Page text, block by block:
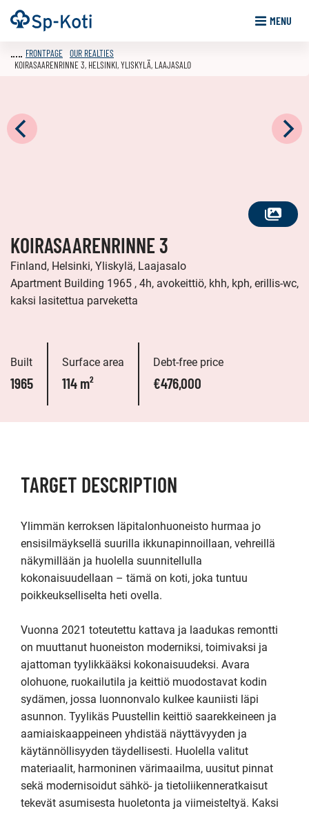
Go
to
Frontpage MENU
SEE
FRONTPAGE OUR REALTIES
KOIRASAARENRINNE 3, HELSINKI, YLISKYLÄ, LAAJASALO
KOIRASAARENRINNE 3
Finland, Helsinki, Yliskylä, Laajasalo
Apartment Building 1965 , 4h, avokeittiö, khh, kph, erillis-wc,
kaksi lasitettua parveketta
Built
1965
Surface area
114 m²
Debt-free price
€476,000
TARGET DESCRIPTION
Ylimmän kerroksen läpitalonhuoneisto hurmaa jo
ensisilmäyksellä suurilla ikkunapinnoillaan, vehreillä
näkymillään ja huolella suunnitellulla
kokonaisuudellaan – tämä on koti, joka tuntuu
poikkeukselliselta heti ovella.
Vuonna 2021 toteutettu kattava ja laadukas remontti
on muuttanut huoneiston moderniksi, toimivaksi ja
ajattoman tyylikkääksi kokonaisuudeksi. Avara
olohuone, ruokailutila ja keittiö muodostavat kodin
sydämen, jossa luonnonvalo kulkee kauniisti läpi
asunnon. Tyylikäs Puustellin keittiö saarekkeineen ja
aamiaiskaappeineen yhdistää näyttävyyden ja
käytännöllisyyden täydellisesti. Huolella valitut
materiaalit, harmoninen värimaailma, uusitut pinnat
sekä modernisoidut sähkö- ja tietoliikenneratkaisut
tekevät asumisesta huoletonta ja viimeisteltyä. Kaksi